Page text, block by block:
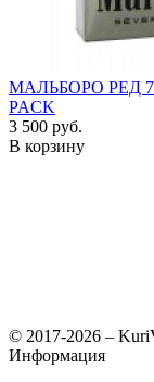
МАЛЬБОРО РЕД
PACK
3 500 руб.
В корзину
© 2017-2026 –
Информация